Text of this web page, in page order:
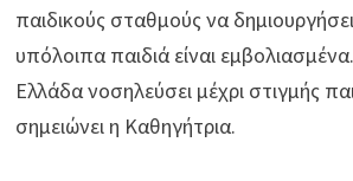
παιδικούς σταθμούς να
υπόλοιπα παιδιά είναι
Ελλάδα νοσηλεύσει μέχρι στιγμής
σημειώνει η Καθηγήτρια.